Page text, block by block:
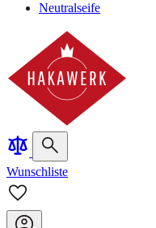
Neutralseife
Wunschliste